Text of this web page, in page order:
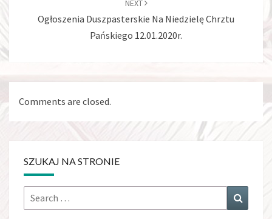
NEXT
Ogłoszenia Duszpasterskie Na Niedzielę Chrztu
Pańskiego 12.01.2020r.
Comments are closed.
SZUKAJ NA STRONIE
Search
for: